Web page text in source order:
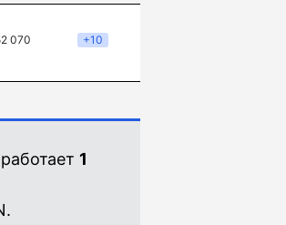
070 +10
1